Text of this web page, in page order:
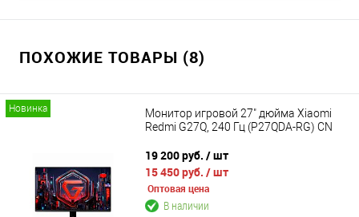
ПОХОЖИЕ ТОВАРЫ (8)
Новинка
Монитор игровой 27" дюйма Xiaomi
Redmi G27Q, 240 Гц (P27QDA-RG) CN
19 200 руб. / шт
15 450 руб. / шт
Оптовая цена
В наличии